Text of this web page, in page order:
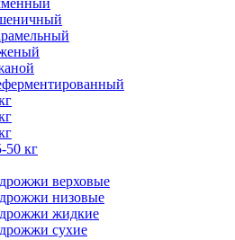
50 кг
верховые
низовые
жидкие
сухие